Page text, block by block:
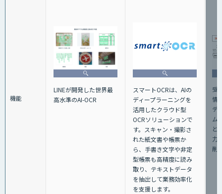
機能
LINEが開発した世界最
高水準のAI-OCR
スマートOCRは、AIの
ディープラーニングを
活用したクラウド型
OCRソリューションで
す。スキャン・撮影さ
れた紙文書や帳票か
ら、手書き文字や非定
型帳票も高精度に読み
取り、テキストデータ
を抽出して業務効率化
を支援します。
受
情
デ
ム
と
力
削